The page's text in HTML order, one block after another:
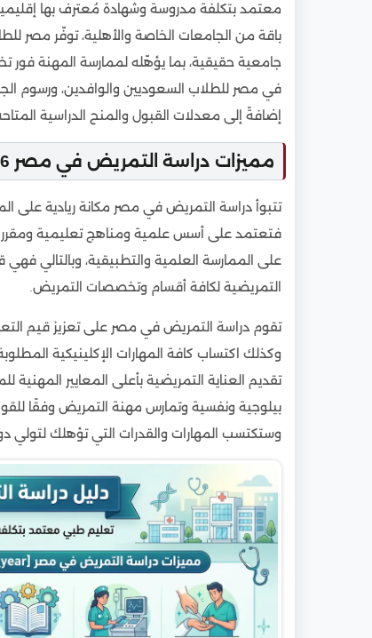
فما هي تخصصات والوظائف المتاحة
أفضل الجامعات المصرية الحكومية
الجامعات الخاصة التي تقدم كلية
4
كليات التمريض في مصر الحكومية والخاصة
5
كم سنة دراسة التمريض في مصر للوافدين
6
مواعيد بدء الدراسة من كل عام
7
دراسة التمريض في المعاهد التابعة
8
أهم المواد الأساسية التي يشملها
9
شروط دراسة التمريض في مصر للوافدين
10
تكلفة دراسة التمريض في مصر للوافدين
10.1
تكاليف دراسة التمريض في مصر
10.2
تكلفة دراسة التمريض في الجامعات
11
الدراسات العليا في كليات التمريض بمصر
11.1
تكاليف الدراسات العليا في التمريض
تخصصات الدراسات العليا في التمريض
12
المستندات المطلوبة لدراسة التمريض
13
معدلات القبول لدراسة التمريض في مصر
14
المنح الدراسية لدراسة التمريض للطلاب
معتمد بتكلفة مدروسة وشهادة مُعترف بها
باقة من الجامعات الخاصة والأهلية، توفّر مصر
جامعية حقيقية، بما يؤهّله لممارسة المهنة
في مصر للطلاب السعوديين والوافدين، ورسوم
إضافةً إلى معدلات القبول والمنح الدراسية
مميزات دراسة التمريض في مصر 2026
تتبوأ دراسة التمريض في مصر مكانة ريادية على
فتعتمد على أسس علمية ومناهج تعليمية
على الممارسة العلمية والتطبيقية، وبالتالي
التمريضية لكافة أقسام وتخصصات التمريض.
تقوم دراسة التمريض في مصر على تعزيز قيم
وكذلك اكتساب كافة المهارات الإكلينيكية
تقديم العناية التمريضية بأعلى المعايير
بيلوجية ونفسية وتمارس مهنة التمريض وفقًا
وستكتسب المهارات والقدرات التي تؤهلك لتولي